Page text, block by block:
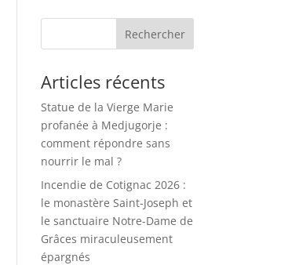
Rechercher
Articles récents
Statue de la Vierge Marie
profanée à Medjugorje :
comment répondre sans
nourrir le mal ?
Incendie de Cotignac 2026 :
le monastère Saint-Joseph et
le sanctuaire Notre-Dame de
Grâces miraculeusement
épargnés